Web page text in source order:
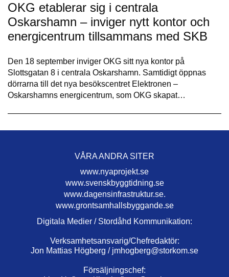
OKG etablerar sig i centrala
Oskarshamn – inviger nytt kontor och
energicentrum tillsammans med SKB
Den 18 september inviger OKG sitt nya kontor på
Slottsgatan 8 i centrala Oskarshamn. Samtidigt öppnas
dörrarna till det nya besökscentret Elektronen –
Oskarshamns energicentrum, som OKG skapat…
VÅRA ANDRA SITER
www.nyaprojekt.se
www.svenskbyggtidning.se
www.dagensinfrastruktur.se.
www.grontsamhallsbyggande.se
Digitala Medier / Stordåhd Kommunikation:
Verksamhetsansvarig/Chefredaktör:
Jon Mattias Högberg / jmhogberg@storkom.se
Försäljningschef: